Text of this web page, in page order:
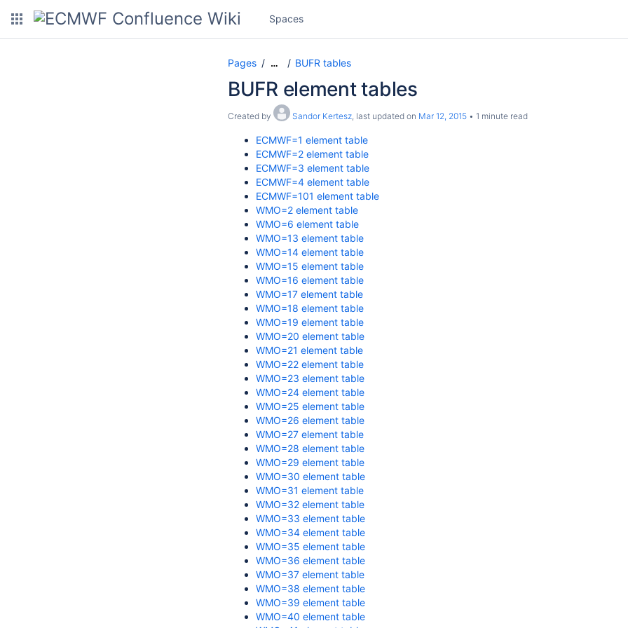
Spaces
Pages … BUFR tables
BUFR element tables
Created by Sandor Kertesz, last updated on Mar 12, 2015 1 minute read
ECMWF=1 element table
ECMWF=2 element table
ECMWF=3 element table
ECMWF=4 element table
ECMWF=101 element table
WMO=2 element table
WMO=6 element table
WMO=13 element table
WMO=14 element table
WMO=15 element table
WMO=16 element table
WMO=17 element table
WMO=18 element table
WMO=19 element table
WMO=20 element table
WMO=21 element table
WMO=22 element table
WMO=23 element table
WMO=24 element table
WMO=25 element table
WMO=26 element table
WMO=27 element table
WMO=28 element table
WMO=29 element table
WMO=30 element table
WMO=31 element table
WMO=32 element table
WMO=33 element table
WMO=34 element table
WMO=35 element table
WMO=36 element table
WMO=37 element table
WMO=38 element table
WMO=39 element table
WMO=40 element table